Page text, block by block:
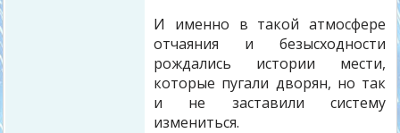
И именно в такой атмосфере
отчаяния и безысходности
рождались истории мести,
которые пугали дворян, но так
и не заставили систему
измениться.